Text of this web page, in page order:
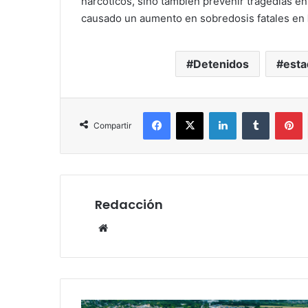
causado un aumento en sobredosis fatales
Detenidos
Compartir
Facebook
X LinkedInTumblr
Redacción
Presidenta